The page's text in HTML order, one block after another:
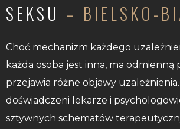
SEKSU – BIELSKO-
Choć mechanizm każdego
każda osoba jest inna, ma odmienną
przejawia różne objawy
doświadczeni lekarze i
sztywnych schematów